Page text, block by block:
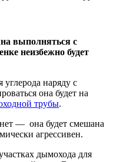
выполняться с
неизбежно будет
наряду с
она будет на
трубы.
— она будет смешана
агрессивен.
дымохода для